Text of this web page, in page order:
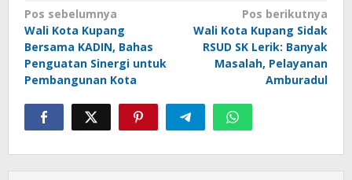
Navigasi
pos
Pos sebelumnya
Wali Kota Kupang
Bersama KADIN, Bahas
Penguatan Sinergi untuk
Pembangunan Kota
Pos berikutnya
Wali Kota Kupang Sidak
RSUD SK Lerik: Banyak
Masalah, Pelayanan
Amburadul